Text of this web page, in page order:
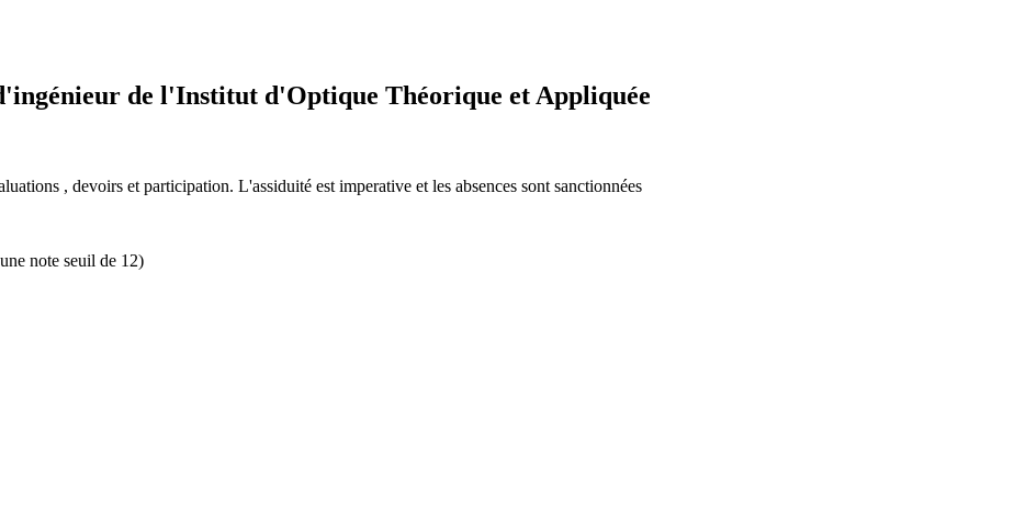
de l'Institut d'Optique Théorique et Appliquée
, devoirs et participation. L'assiduité est imperative et les absences sont sanctionnées
note seuil de 12)